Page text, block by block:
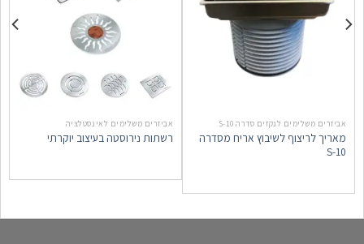
אביזרים משלימים לנקזים סדרה 10-S
מאריך לריצוף לשיבוץ אריח מסדרה
S-10
אביזרים משלימים לאינסטלציה
רשתות נירוסטה בעיצוב יוקרתי